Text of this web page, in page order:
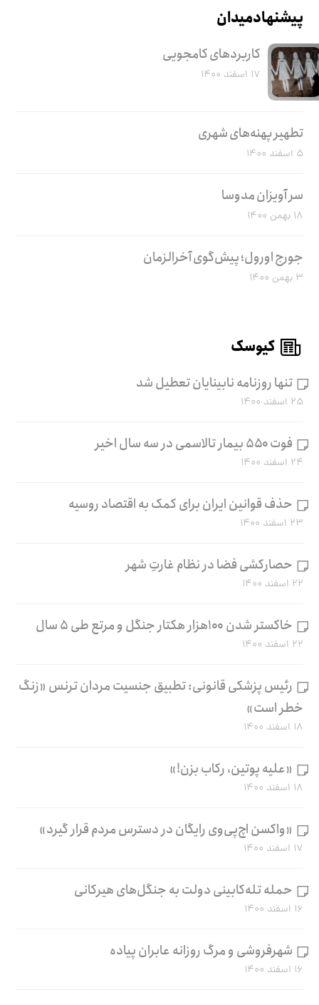
پیشنهاد میدان
کاربرد‌های کامجویی
۱۷ اسفند ۱۴۰۰
تطهیر پهنه‌های شهری
۵ اسفند ۱۴۰۰
سر آویزان مدوسا
۱۸ بهمن ۱۴۰۰
جورج اورول؛ پیش‌گوی آخرالزمان
۳ بهمن ۱۴۰۰
کیوسک
تنها روزنامه نابینایان تعطیل شد
۲۵ اسفند ۱۴۰۰
فوت ۵۵۰ بیمار تالاسمی در سه سال اخیر
۲۴ اسفند ۱۴۰۰
حذف قوانین ایران برای کمک به اقتصاد روسیه
۲۳ اسفند ۱۴۰۰
حصارکشی فضا در نظام غارتِ شهر
۲۲ اسفند ۱۴۰۰
خاکستر شدن ۱۰۰هزار هکتار جنگل و مرتع طی ۵ سال
۲۲ اسفند ۱۴۰۰
رئیس پزشکی قانونی: تطبیق جنسیت مردان ترنس «زنگ
خطر است»
۱۸ اسفند ۱۴۰۰
«علیه پوتین، رکاب بزن!»
۱۸ اسفند ۱۴۰۰
«واکسن اچ‌پی‌وی رایگان در دسترس مردم قرار گیرد»
۱۷ اسفند ۱۴۰۰
حمله تله‌کابینی دولت به جنگل‌های هیرکانی
۱۶ اسفند ۱۴۰۰
شهرفروشی و مرگ روزانه عابران پیاده
۱۶ اسفند ۱۴۰۰